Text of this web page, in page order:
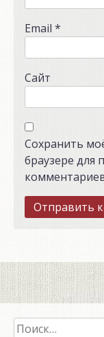
Email *
Сайт
Сохранить
браузере для
Найти: